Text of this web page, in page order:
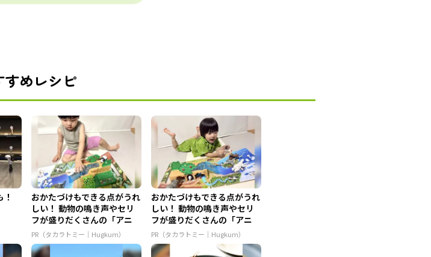
すめレシピ
おかたづけもできる点がうれ
しい！ 動物の鳴き声やセリ
フが盛りだくさんの「アニ
ア ...
PR（タカラトミー｜Hugkum）
おかたづけもできる点がうれ
しい！ 動物の鳴き声やセリ
フが盛りだくさんの「アニ
ア ...
PR（タカラトミー｜Hugkum）